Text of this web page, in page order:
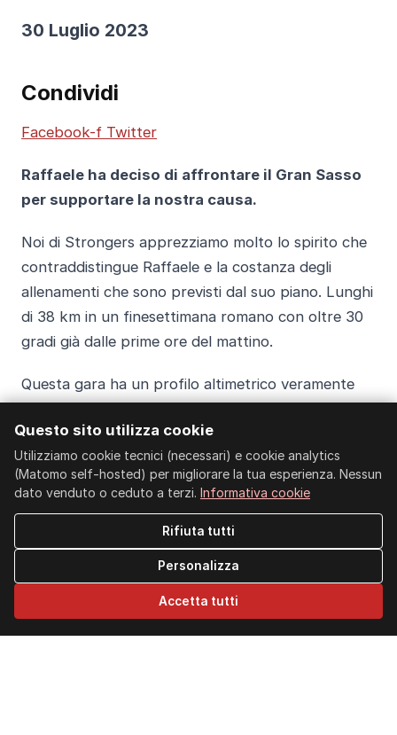
30 Luglio 2023
Condividi
Facebook-f Twitter
Raffaele ha deciso di affrontare il Gran Sasso
per supportare la nostra causa.
Noi di Strongers apprezziamo molto lo spirito che
contraddistingue Raffaele e la costanza degli
allenamenti che sono previsti dal suo piano. Lunghi
di 38 km in un finesettimana romano con oltre 30
gradi già dalle prime ore del mattino.
Questa gara ha un profilo altimetrico veramente
difficile, con tratti molto lunghi in salita che la
rendono molto insidiosa..
Si corre in un ambiente unico e straordinario, tra le
bellezze del paesaggio e l’imponenza delle
Parco Nazionale del Gran Sasso e
Monti della Laga.
Sostieni la ricerca sul cancro ai
polmoni
Questo sito utilizza cookie
Utilizziamo cookie tecnici (necessari) e cookie analytics
(Matomo self-hosted) per migliorare la tua esperienza. Nessun
dato venduto o ceduto a terzi. Informativa cookie
Rifiuta tutti
Personalizza
Accetta tutti